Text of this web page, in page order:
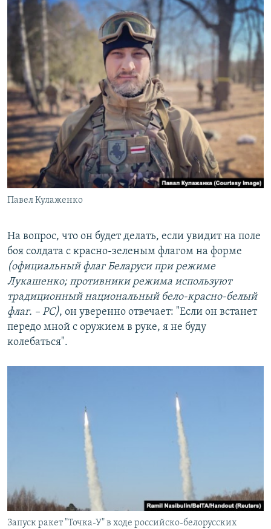
Павел Кулаженко
На вопрос, что он будет делать, если увидит на поле
боя солдата с красно-зеленым флагом на форме
(официальный флаг Беларуси при режиме
Лукашенко; противники режима используют
традиционный национальный бело-красно-белый
флаг. – РС), он уверенно отвечает: "Если он встанет
передо мной с оружием в руке, я не буду
колебаться".
Запуск ракет "Точка-У" в ходе российско-белорусских